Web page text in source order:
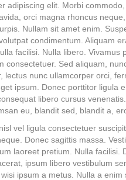
adipiscing elit. Morbi
orci magna rhoncus
Nullam sit amet enim.
condimentum. Aliquam
facilisi. Nulla libero. Vivamus
consectetuer. Sed aliquam,
lectus nunc ullamcorper orci,
ipsum. Donec porttitor ligula
libero cursus
eu, blandit sed, blandit a,
vel ligula consectetuer
Donec sagittis massa.
laoreet pretium. Nulla facilisi.
ipsum libero vestibulum
ipsum a metus. Nulla a enim